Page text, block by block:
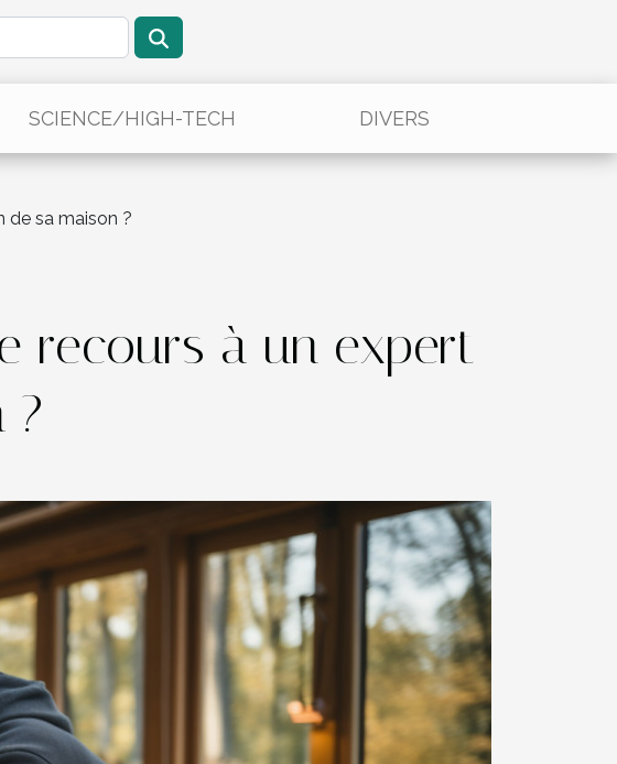
SCIENCE/HIGH-TECH DIVERS
de sa maison ?
recours à un expert
?